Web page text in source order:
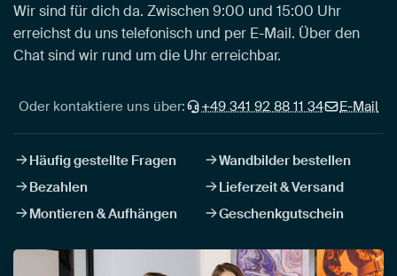
Wir sind für dich da. Zwischen 9:00 und 15:00 Uhr
erreichst du uns telefonisch und per E-Mail. Über den
Chat sind wir rund um die Uhr erreichbar.
Oder kontaktiere uns über: +49 341 92 88 11 34 E-Mail
Häufig gestellte Fragen
Wandbilder bestellen
Bezahlen
Lieferzeit & Versand
Montieren & Aufhängen
Geschenkgutschein